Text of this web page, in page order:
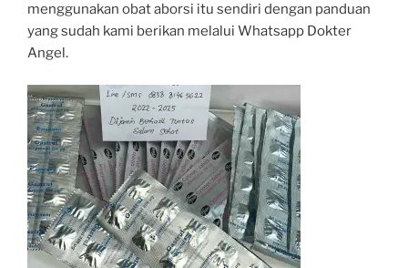
menggunakan obat aborsi itu sendiri dengan panduan
yang sudah kami berikan melalui Whatsapp Dokter
Angel.